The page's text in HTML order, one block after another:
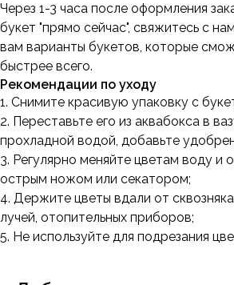
Через 1-3 часа после оформления
букет "прямо сейчас", свяжитесь с
вам варианты букетов, которые
быстрее всего.
Рекомендации по уходу
1. Снимите красивую упаковку с
2. Переставьте его из аквабокса в
прохладной водой, добавьте
3. Регулярно меняйте цветам воду и
острым ножом или секатором;
4. Держите цветы вдали от
лучей, отопительных приборов;
5. Не используйте для подрезания